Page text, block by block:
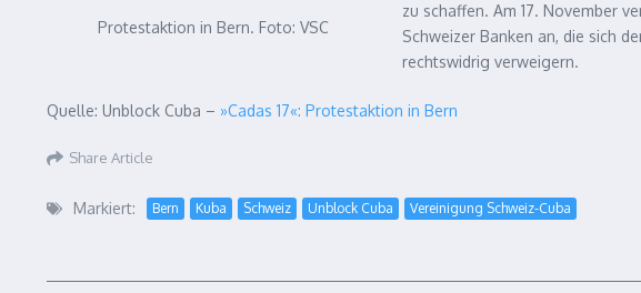
Protestaktion in Bern. Foto: VSC
zu schaffen. Am 17. November
Schweizer Banken an, die sich
rechtswidrig verweigern.
Quelle: Unblock Cuba – »Cadas 17«: Protestaktion in Bern
Share Article
Markiert: Bern Kuba Schweiz Unblock Cuba Vereinigung Schweiz-Cuba